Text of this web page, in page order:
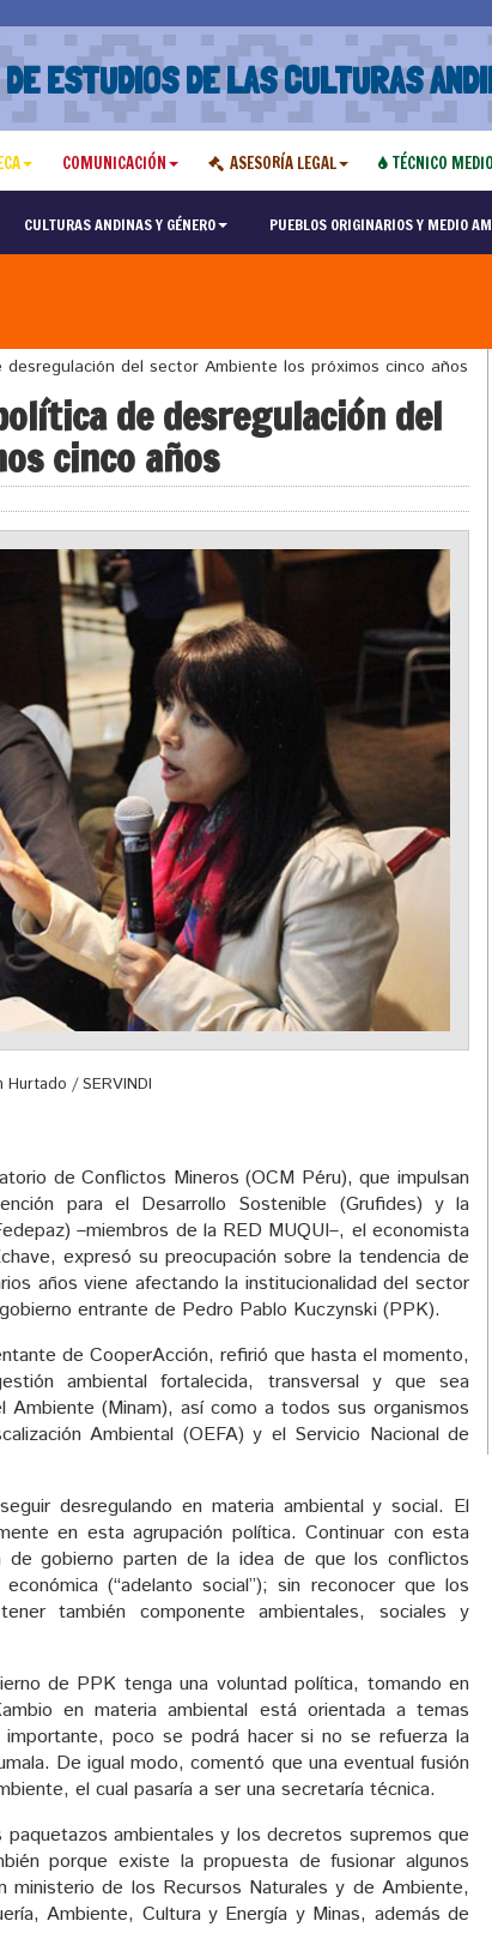
ESTUDIOS DE LAS CULTURAS
COMUNICACIÓN ASESORÍA LEGAL TÉCNICO
CULTURAS ANDINAS Y GÉNERO PUEBLOS ORIGINARIOS Y MEDIO
del sector Ambiente los próximos cinco años
de desregulación del
cinco años
Hurtado / SERVINDI
de Conflictos Mineros (OCM Péru), que impulsan
para el Desarrollo Sostenible (Grufides) y la
–miembros de la RED MUQUI–, el economista
expresó su preocupación sobre la tendencia de
años viene afectando la institucionalidad del sector
entrante de Pedro Pablo Kuczynski (PPK).
de CooperAcción, refirió que hasta el momento,
ambiental fortalecida, transversal y que sea
(Minam), así como a todos sus organismos
Ambiental (OEFA) y el Servicio Nacional de
desregulando en materia ambiental y social. El
en esta agrupación política. Continuar con esta
gobierno parten de la idea de que los conflictos
(“adelanto social”); sin reconocer que los
también componente ambientales, sociales y
de PPK tenga una voluntad política, tomando en
en materia ambiental está orientada a temas
poco se podrá hacer si no se refuerza la
De igual modo, comentó que una eventual fusión
el cual pasaría a ser una secretaría técnica.
ambientales y los decretos supremos que
porque existe la propuesta de fusionar algunos
de los Recursos Naturales y de Ambiente,
Ambiente, Cultura y Energía y Minas, además de